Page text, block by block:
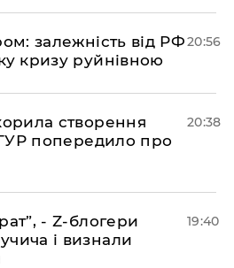
залежність від РФ
кризу руйнівною
20:56
створення
попередило про
20:38
- Z-блогери
і визнали
19:40